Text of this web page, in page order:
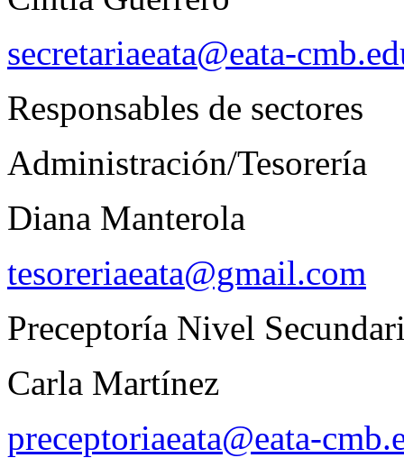
secretariaeata@eata-
Responsables de sectores
Administración/Tesorería
Diana Manterola
tesoreriaeata@gmail.com
Preceptoría Nivel
Carla Martínez
preceptoriaeata@eata-